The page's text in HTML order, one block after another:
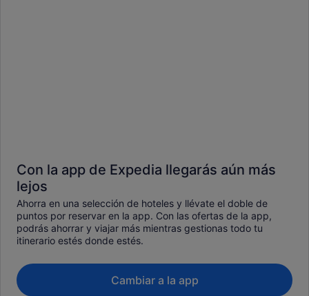
Con la app de Expedia llegarás aún más
lejos
Ahorra en una selección de hoteles y llévate el doble de
puntos por reservar en la app. Con las ofertas de la app,
podrás ahorrar y viajar más mientras gestionas todo tu
itinerario estés donde estés.
Cambiar a la app